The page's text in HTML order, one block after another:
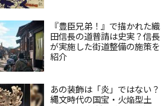
『豊臣兄弟！』で描かれた織
田信長の道普請は史実？信長
が実施した街道整備の施策を
紹介
あの装飾は「炎」ではない？
縄文時代の国宝・火焔型土